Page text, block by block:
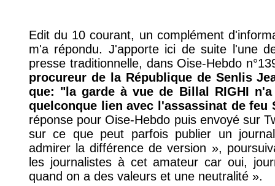
Edit du 10 courant, un complément
m'a répondu. J'apporte ici de suite l'une
presse traditionnelle, dans Oise-Hebdo
procureur de la République de Senlis
que: "la garde à vue de Billal RIGHI
quelconque lien avec l'assassinat de feu
réponse pour Oise-Hebdo puis envoyé sur
sur ce que peut parfois publier un
admirer la différence de version »,
les journalistes à cet amateur car oui,
quand on a des valeurs et une neutralité ».